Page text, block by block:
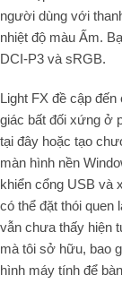
người dùng với
nhiệt độ màu Ấm.
DCI-P3 và sRGB.
Light FX đề cập
giác bất đối xứng ở
tại đây hoặc tạo
màn hình nền
khiển cổng USB và
có thể đặt thói quen
vẫn chưa thấy hiện
mà tôi sở hữu, bao
hình máy tính để